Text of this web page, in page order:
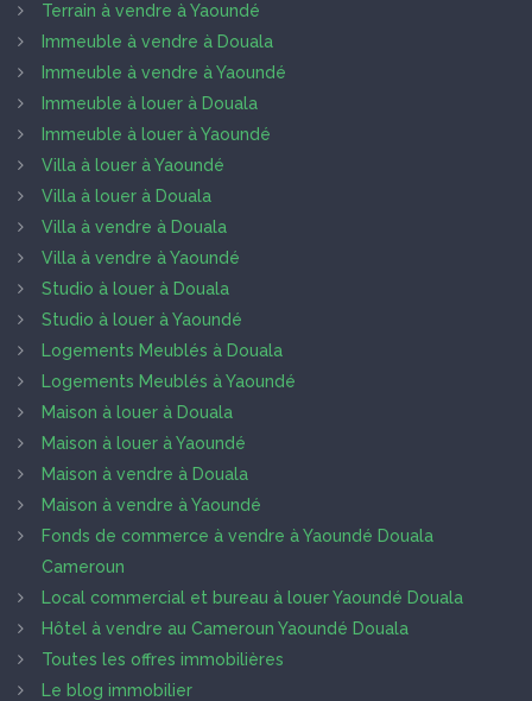
Terrain à vendre à Yaoundé
Immeuble à vendre à Douala
Immeuble à vendre à Yaoundé
Immeuble à louer à Douala
Immeuble à louer à Yaoundé
Villa à louer à Yaoundé
Villa à louer à Douala
Villa à vendre à Douala
Villa à vendre à Yaoundé
Studio à louer à Douala
Studio à louer à Yaoundé
Logements Meublés à Douala
Logements Meublés à Yaoundé
Maison à louer à Douala
Maison à louer à Yaoundé
Maison à vendre à Douala
Maison à vendre à Yaoundé
Fonds de commerce à vendre à Yaoundé Douala
Cameroun
Local commercial et bureau à louer Yaoundé Douala
Hôtel à vendre au Cameroun Yaoundé Douala
Toutes les offres immobilières
Le blog immobilier